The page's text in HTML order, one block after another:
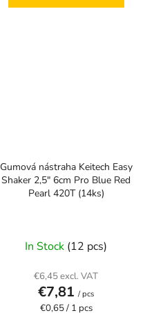
Gumová nástraha Keitech Easy
Shaker 2,5" 6cm Pro Blue Red
Pearl 420T (14ks)
In Stock (12 pcs)
€6,45 excl. VAT
€7,81 / pcs
Measure
€0,65 / 1 pcs